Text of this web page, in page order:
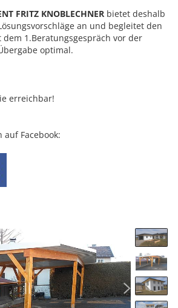
FRITZ KNOBLECHNER bietet deshalb
an und begleitet den
1.Beratungsgespräch vor der
optimal.
erreichbar!
Facebook: